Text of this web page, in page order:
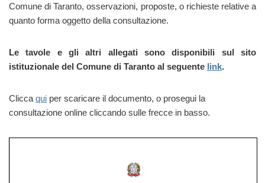
Comune di Taranto, osservazioni, proposte, o richieste relative a
quanto forma oggetto della consultazione.
Le tavole e gli altri allegati sono disponibili sul sito
istituzionale del Comune di Taranto al seguente link.
Clicca qui per scaricare il documento, o prosegui la
consultazione online cliccando sulle frecce in basso.